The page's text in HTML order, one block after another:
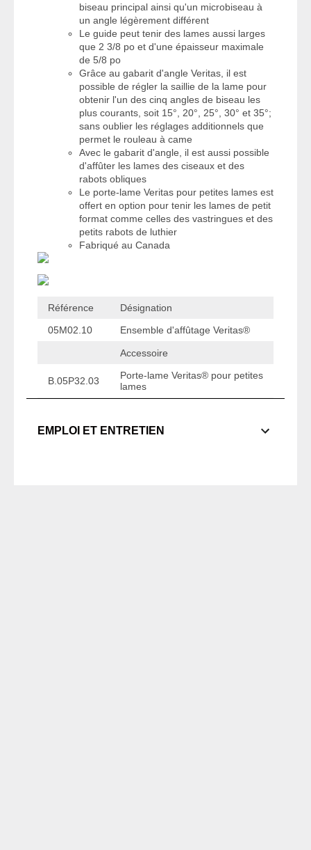
biseau principal ainsi qu'un microbiseau à
un angle légèrement différent
Le guide peut tenir des lames aussi larges
que 2 3/8 po et d'une épaisseur maximale
de 5/8 po
Grâce au gabarit d'angle Veritas, il est
possible de régler la saillie de la lame pour
obtenir l'un des cinq angles de biseau les
plus courants, soit 15°, 20°, 25°, 30° et 35°;
sans oublier les réglages additionnels que
permet le rouleau à came
Avec le gabarit d'angle, il est aussi possible
d'affûter les lames des ciseaux et des
rabots obliques
Le porte-lame Veritas pour petites lames est
offert en option pour tenir les lames de petit
format comme celles des vastringues et des
petits rabots de luthier
Fabriqué au Canada
Référence
Désignation
05M02.10
Ensemble d'affûtage Veritas®
Accessoire
B.05P32.03
Porte-lame Veritas® pour petites
lames
EMPLOI ET ENTRETIEN